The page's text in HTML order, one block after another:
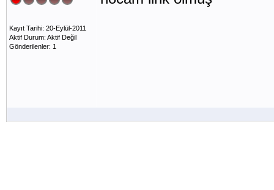
Kayıt Tarihi: 20-Eylül-2011
Aktif Durum: Aktif Değil
Gönderilenler: 1